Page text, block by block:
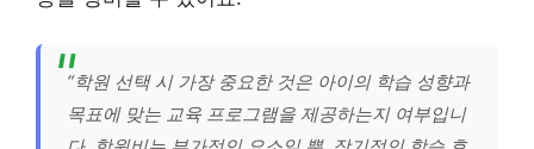
“학원 선택 시 가장 중요한 것은 아이의 학습 성향과
목표에 맞는 교육 프로그램을 제공하는지 여부입니